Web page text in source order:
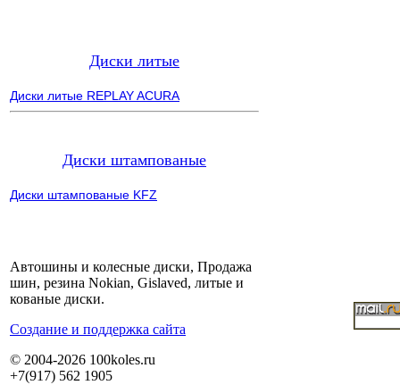
Диски литые
Диски литые REPLAY ACURA
Диски штампованые
Диски штампованые KFZ
Автошины и колесные диски, Продажа
шин, резина Nokian, Gislaved, литые и
кованые диски.
Cоздание и поддержка сайта
© 2004-2026 100koles.ru
+7(917) 562 1905